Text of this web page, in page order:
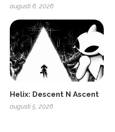
augusti 6, 2026
Helix: Descent N Ascent
augusti 5, 2026